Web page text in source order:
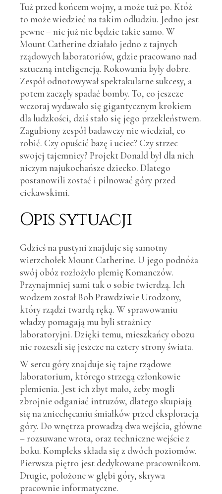
Tuż przed końcem wojny, a może tuż po. Któż
to może wiedzieć na takim odludziu. Jedno jest
pewne – nic już nie będzie takie samo. W
Mount Catherine działało jedno z tajnych
rządowych laboratoriów, gdzie pracowano nad
sztuczną inteligencją. Rokowania były dobre.
Zespół odnotowywał spektakularne sukcesy, a
potem zaczęły spadać bomby. To, co jeszcze
wczoraj wydawało się gigantycznym krokiem
dla ludzkości, dziś stało się jego przekleństwem.
Zagubiony zespół badawczy nie wiedział, co
robić. Czy opuścić bazę i uciec? Czy strzec
swojej tajemnicy? Projekt Donald był dla nich
niczym najukochańsze dziecko. Dlatego
postanowili zostać i pilnować góry przed
ciekawskimi.
Opis sytuacji
Gdzieś na pustyni znajduje się samotny
wierzchołek Mount Catherine. U jego podnóża
swój obóz rozłożyło plemię Komanczów.
Przynajmniej sami tak o sobie twierdzą. Ich
wodzem został Bob Prawdziwie Urodzony,
który rządzi twardą ręką. W sprawowaniu
władzy pomagają mu byli strażnicy
laboratoryjni. Dzięki temu, mieszkańcy obozu
nie rozeszli się jeszcze na cztery strony świata.
W sercu góry znajduje się tajne rządowe
laboratorium, którego strzegą członkowie
plemienia. Jest ich zbyt mało, żeby mogli
zbrojnie odganiać intruzów, dlatego skupiają
się na zniechęcaniu śmiałków przed eksploracją
góry. Do wnętrza prowadzą dwa wejścia, główne
– rozsuwane wrota, oraz techniczne wejście z
boku. Kompleks składa się z dwóch poziomów.
Pierwsza piętro jest dedykowane pracownikom.
Drugie, położone w głębi góry, skrywa
pracownie informatyczne.